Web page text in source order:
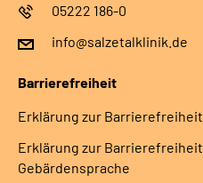
05222 186-0
info@salzetalklinik.de
Barrierefreiheit
Erklärung zur Barrierefreiheit
Erklärung zur
Gebärdensprache